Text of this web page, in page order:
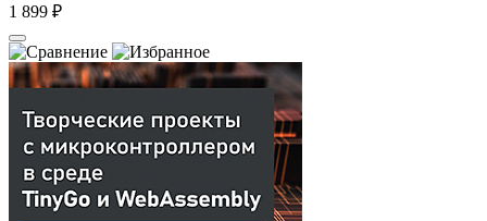
1 899 ₽